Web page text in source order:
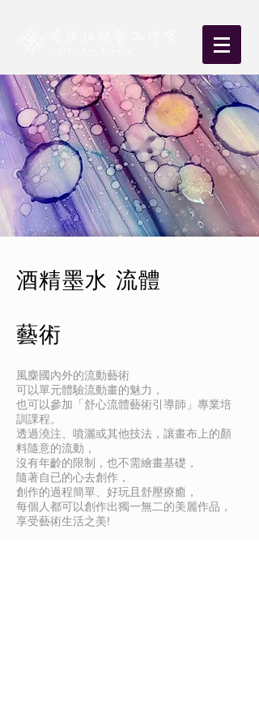
酒精墨水 流體
藝術
風麋國內外的流動藝術
可以單元體驗流動畫的魅力，
也可以參加「舒心流體藝術引導師」專業培
訓課程。
透過澆注、噴灑或其他技法，讓畫布上的顏
料隨意的流動，
沒有年齡的限制，也不需繪畫基礎，
隨著自已的心去創作，
創作的過程簡單、好玩且舒壓療癒，
每個人都可以創作出獨一無二的美麗作品，
享受藝術生活之美!